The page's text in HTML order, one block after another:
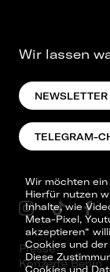
Wir möchten
Hierfür nutzen
Inhalte, wie
Meta-Pixel,
akzeptieren“
Cookies und
Diese
Cookies und
Wir lassen
NEWSLETTER
TELEGRAM-
Presse
Konzerte Berlin